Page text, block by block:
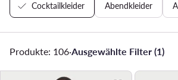
Cocktailkleider Abendkleider
Produkte: 106·Ausgewählte Filter (1)